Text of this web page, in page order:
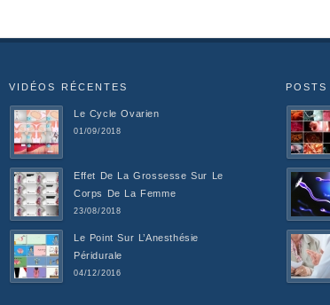
VIDÉOS RÉCENTES
Le Cycle Ovarien
01/09/2018
Effet De La Grossesse Sur Le
Corps De La Femme
23/08/2018
Le Point Sur L’Anesthésie
Péridurale
04/12/2016